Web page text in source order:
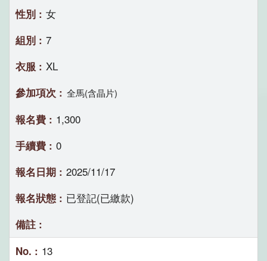
女
7
XL
全馬(含晶片)
1,300
0
2025/11/17
已登記(已繳款)
13